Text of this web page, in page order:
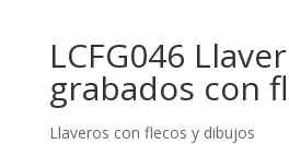
LCFG046
grabados con
Llaveros con flecos y dibujos